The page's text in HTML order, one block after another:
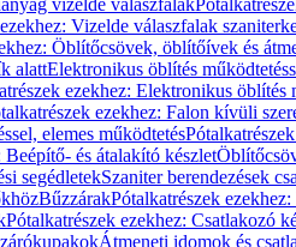
vizelde válaszfalak
Vizelde válaszfalak
Öblítőcsövek, öblítőívek és
alattElektronikus öblítés
ezekhez: Elektronikus öblítés
ezekhez: Falon kívüli
elemes működtetés
és átalakító készlet
segédletekSzaniter berendezések
BűzzárakPótalkatrészek
Pótalkatrészek ezekhez: Csatlakozó
Átmeneti idomok és